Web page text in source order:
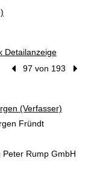
Detailanzeige
Vorheriger Treffer
97 von 193
Verfasser
(Verfasser)
Fründt
Peter Rump GmbH